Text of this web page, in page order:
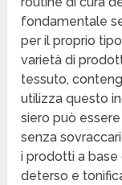
fondamentale
per il proprio
varietà di
tessuto,
utilizza questo
siero può
senza
i prodotti a
deterso e